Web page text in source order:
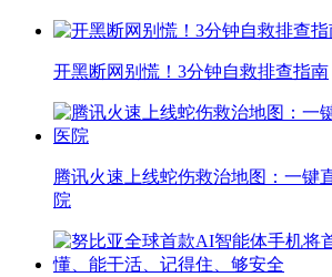
开黑断网别慌！3分钟自救排查指南
腾讯火速上线蛇伤救治地图：一键
院